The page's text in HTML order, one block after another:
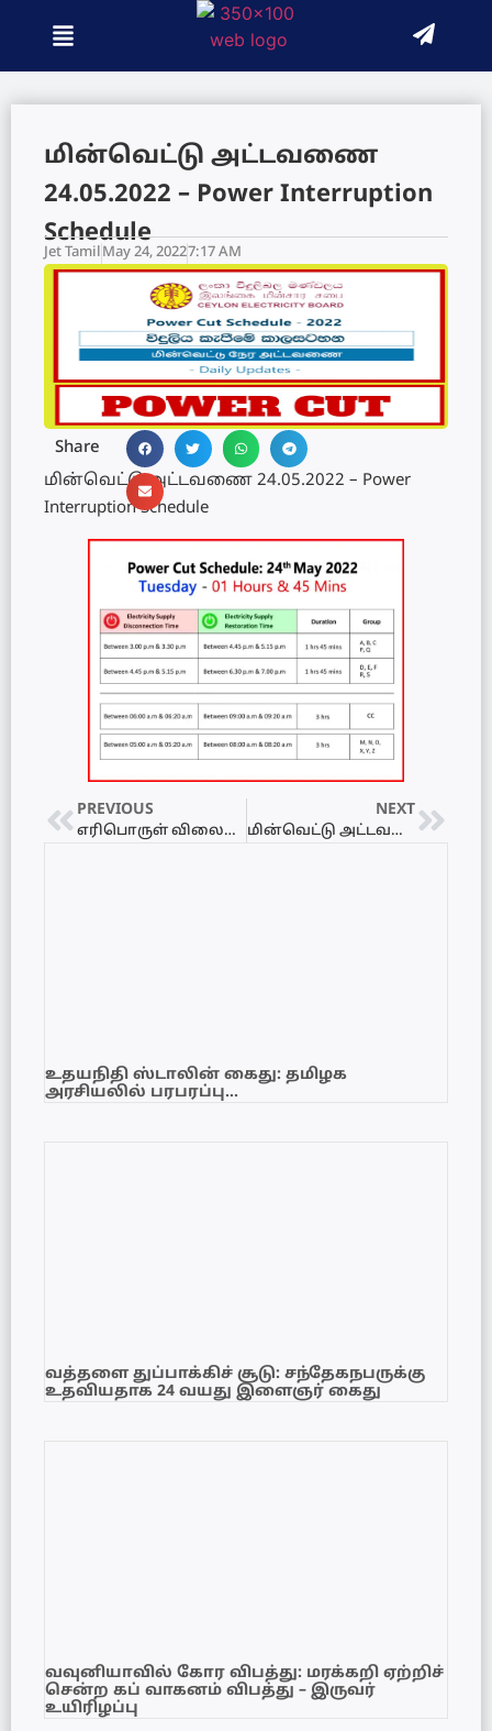
மின்வெட்டு அட்டவணை
24.05.2022 – Power Interruption
Schedule
Jet TamilMay 24, 20227:17 AM
Share
மின்வெட்டு அட்டவணை 24.05.2022 – Power
Interruption Schedule
PREVIOUS
எரிபொருள் விலைகள் அதிகாலையில் அதிகரிப்பு
NEXT
மின்வெட்டு அட்டவணை 25.05.2022 – Powercut Schedule
உதயநிதி ஸ்டாலின் கைது: தமிழக
அரசியலில் பரபரப்பு…
வத்தளை துப்பாக்கிச் சூடு: சந்தேகநபருக்கு
உதவியதாக 24 வயது இளைஞர் கைது
வவுனியாவில் கோர விபத்து: மரக்கறி ஏற்றிச்
சென்ற கப் வாகனம் விபத்து – இருவர்
உயிரிழப்பு